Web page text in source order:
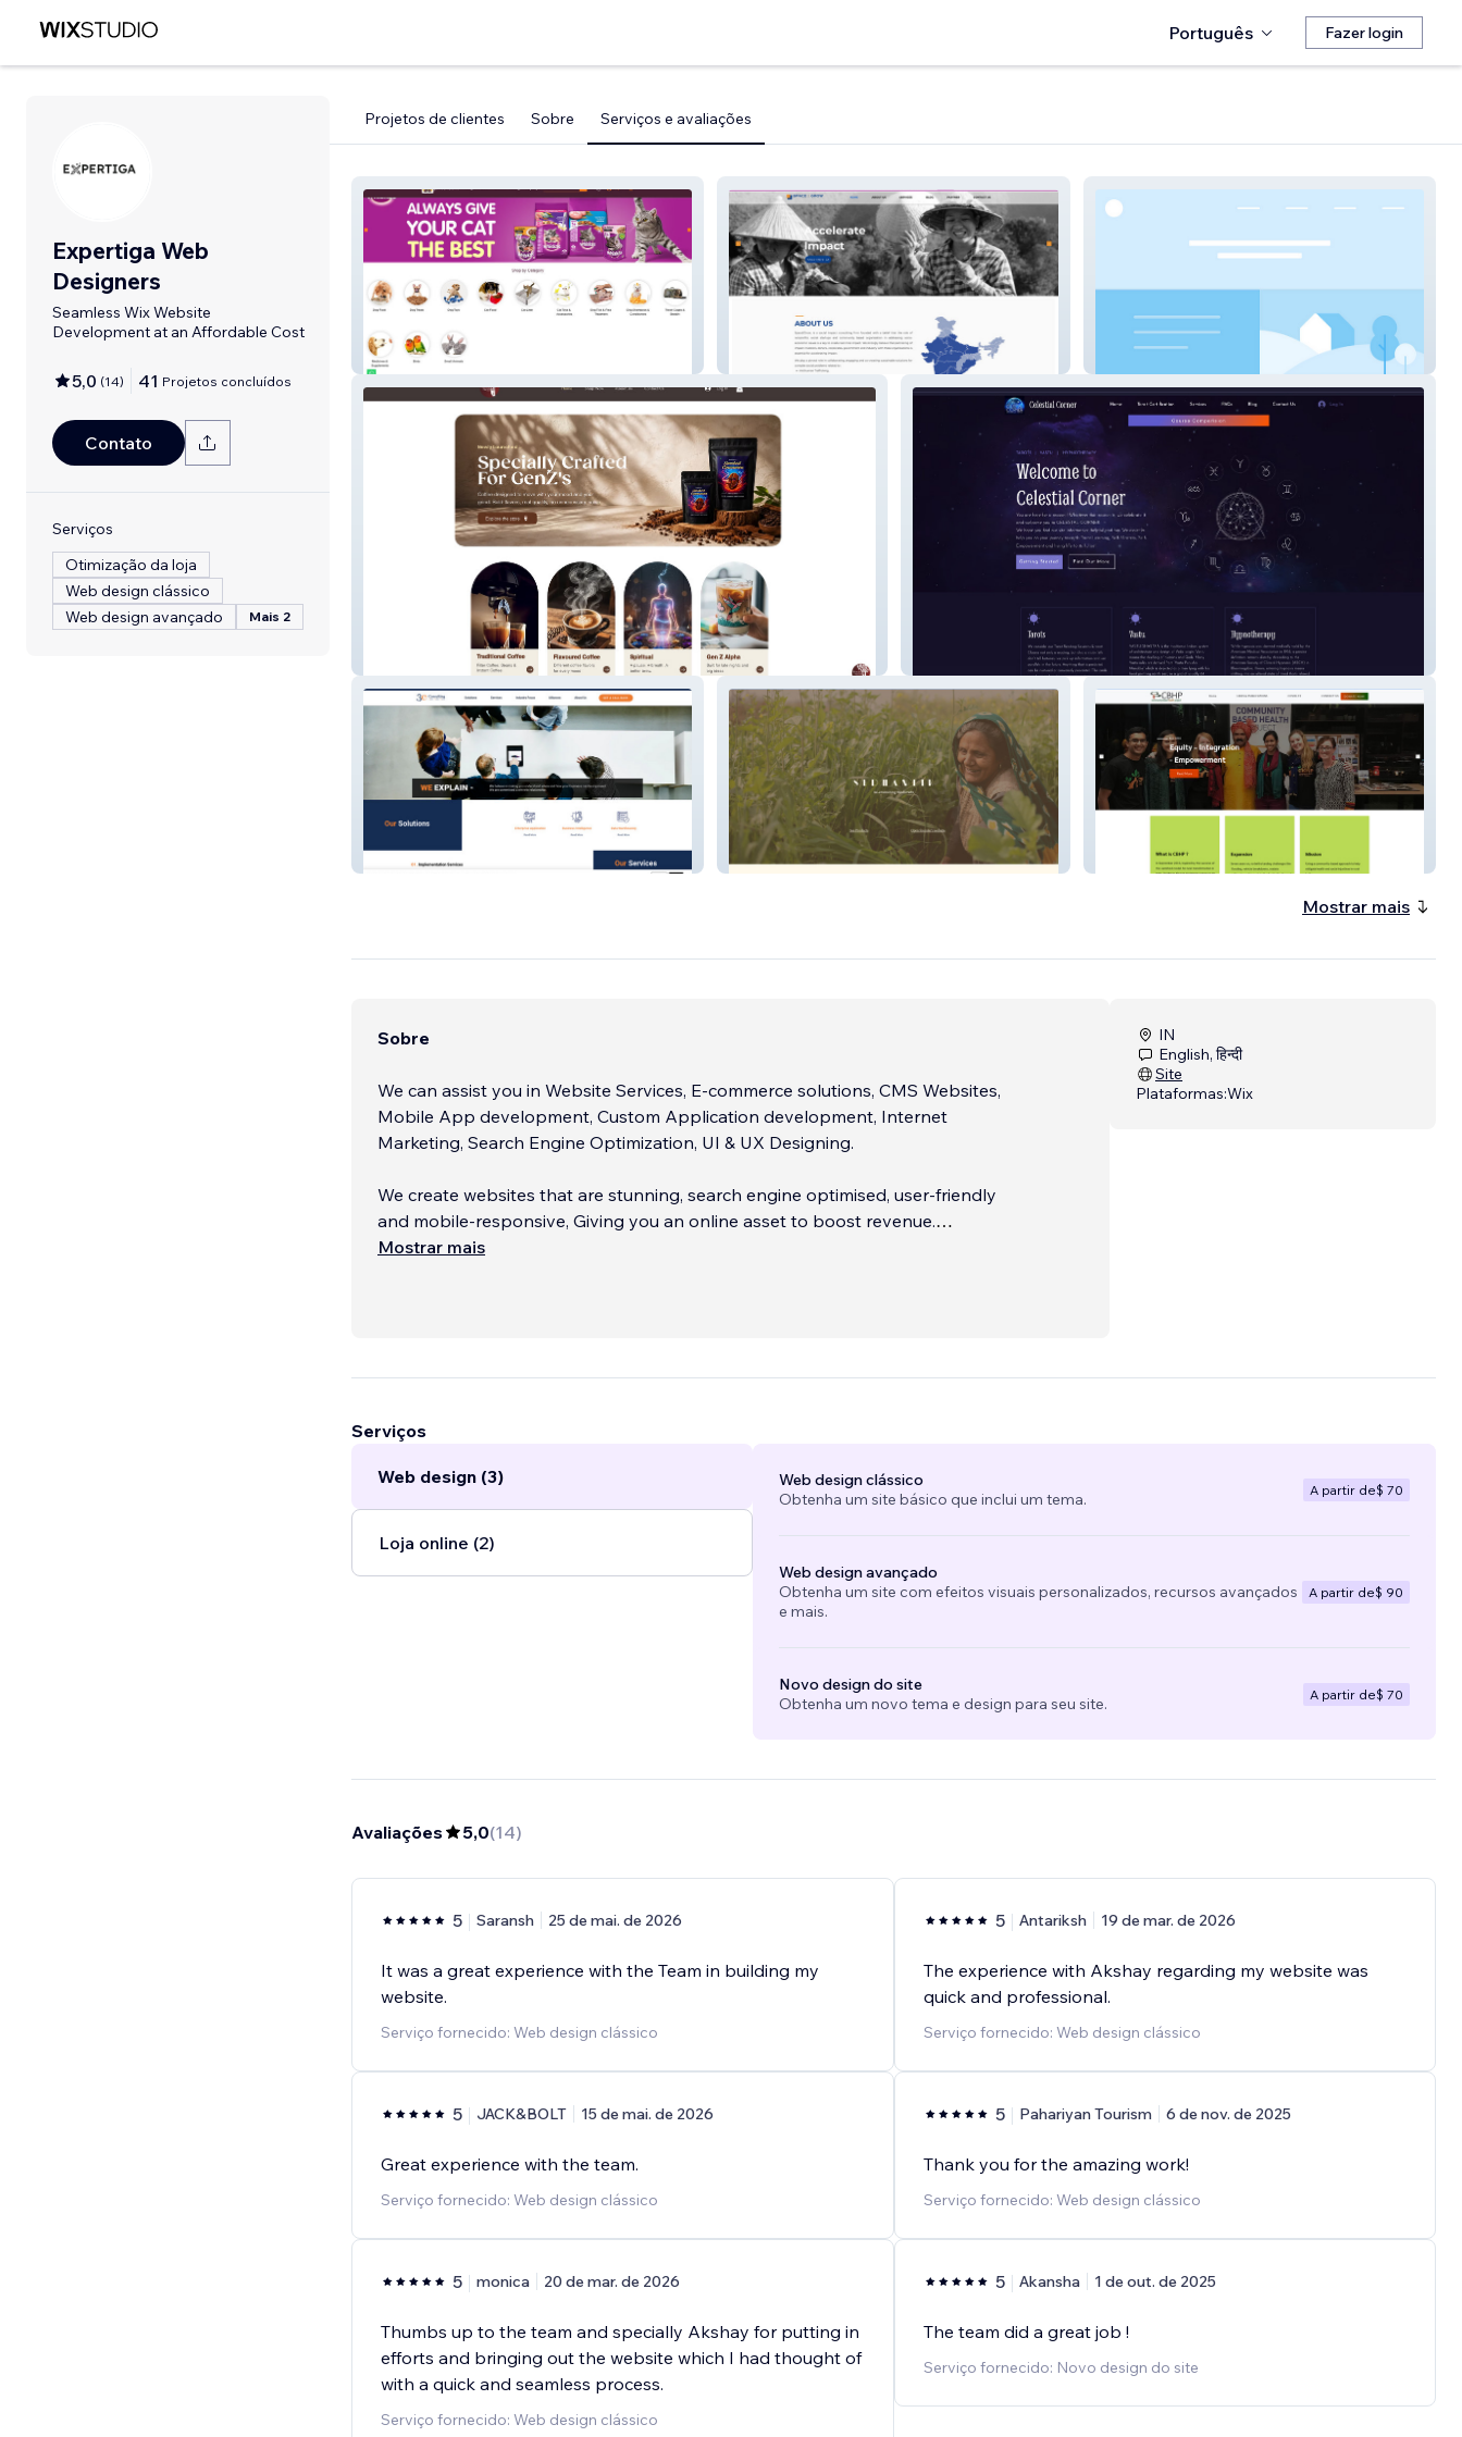
Português Fazer login
Expertiga Web
Designers
Seamless Wix Website
Development at an Affordable Cost
5,0 (14) 41 Projetos concluídos
Contato
Serviços
Otimização da loja
Web design clássico
Web design avançado
Mais 2
Projetos de clientes Sobre Serviços e avaliações
Jaws N Paws SPACE2GROW
Celestial Corner
3e Consulting SEDHANTIK
Mostrar mais
Sobre
We can assist you in Website Services, E-commerce solutions, CMS Websites,
Mobile App development, Custom Application development, Internet
Marketing, Search Engine Optimization, UI & UX Designing.
We create websites that are stunning, search engine optimised, user-friendly
and mobile-responsive, Giving you an online asset to boost revenue.
Mostrar mais
IN
English, हिन्दी
Site
Plataformas:Wix
Serviços
Web design (3)
Loja online (2)
Web design clássico
Obtenha um site básico que inclui um tema.
A partir de$ 70
Web design avançado
Obtenha um site com efeitos visuais personalizados, recursos avançados
e mais.
A partir de$ 90
Novo design do site
Obtenha um novo tema e design para seu site.
A partir de$ 70
Avaliações 5,0(14)
5 Saransh 25 de mai. de 2026
It was a great experience with the Team in building my
website.
Serviço fornecido: Web design clássico
5 JACK&BOLT 15 de mai. de 2026
Great experience with the team.
Serviço fornecido: Web design clássico
5 monica 20 de mar. de 2026
Thumbs up to the team and specially Akshay for putting in
efforts and bringing out the website which I had thought of
with a quick and seamless process.
Serviço fornecido: Web design clássico
5 Antariksh 19 de mar. de 2026
The experience with Akshay regarding my website was
quick and professional.
Serviço fornecido: Web design clássico
5 Pahariyan Tourism 6 de nov. de 2025
Thank you for the amazing work!
Serviço fornecido: Web design clássico
5 Akansha 1 de out. de 2025
The team did a great job !
Serviço fornecido: Novo design do site